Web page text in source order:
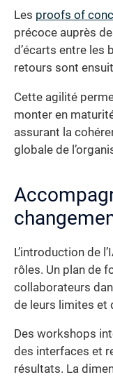
Les proofs of
précoce auprès
d’écarts entre les
retours sont
Cette agilité
monter en
assurant la
globale de
L’introduction de
rôles. Un plan de
collaborateurs
de leurs limites et
Des workshops
des interfaces et
résultats. La